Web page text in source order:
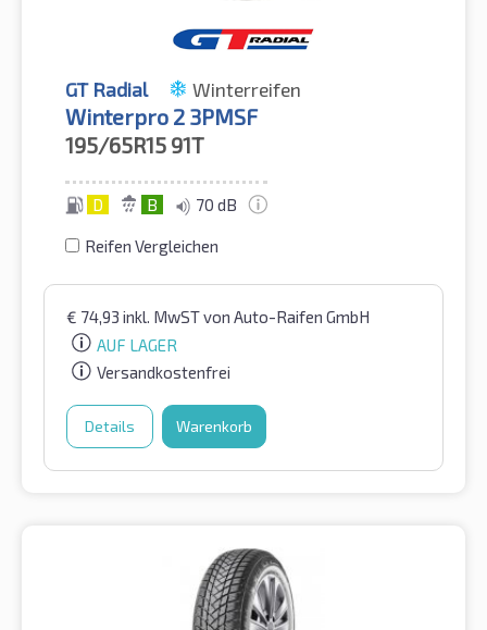
GT Radial Winterreifen
Winterpro 2 3PMSF
195/65R15 91T
D B 70 dB
Reifen Vergleichen
€ 74,93 inkl. MwSTvon Auto-Raifen GmbH
AUF LAGER
Versandkostenfrei
Details Warenkorb